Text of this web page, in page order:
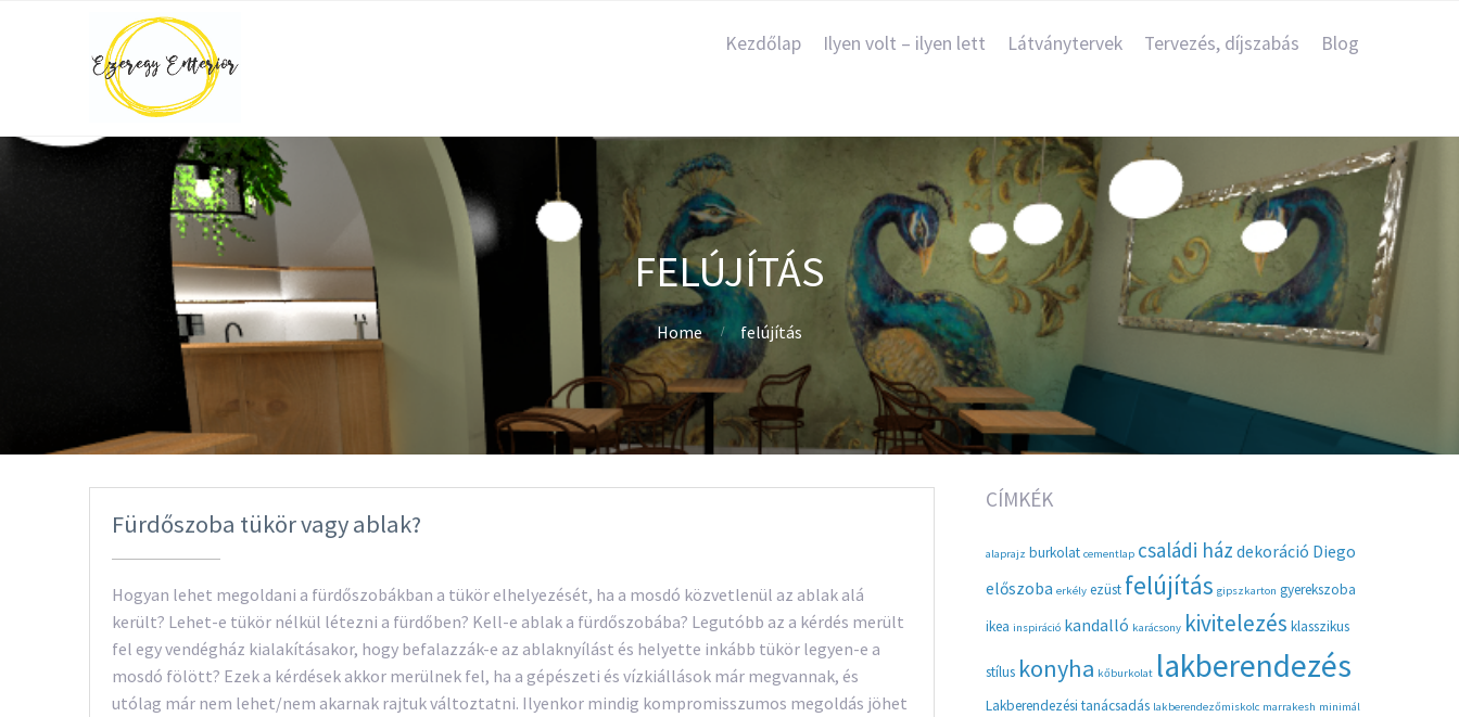
Kezdőlap Ilyen volt – ilyen lett Látványtervek Tervezés, díjszabás Blog
FELÚJÍTÁS
Home felújítás
Fürdőszoba tükör vagy ablak?
Hogyan lehet megoldani a fürdőszobákban a tükör elhelyezését, ha a mosdó közvetlenül az ablak alá
került? Lehet-e tükör nélkül létezni a fürdőben? Kell-e ablak a fürdőszobába? Legutóbb az a kérdés merült
fel egy vendégház kialakításakor, hogy befalazzák-e az ablaknyílást és helyette inkább tükör legyen-e a
mosdó fölött? Ezek a kérdések akkor merülnek fel, ha a gépészeti és vízkiállások már megvannak, és
utólag már nem lehet/nem akarnak rajtuk változtatni. Ilyenkor mindig kompromisszumos megoldás jöhet
CÍMKÉK
alaprajz burkolat cementlap családi ház dekoráció Diego
előszoba erkély ezüst felújítás gipszkarton gyerekszoba
ikea inspiráció kandalló karácsony kivitelezés klasszikus
stílus konyha kőburkolat lakberendezés
Lakberendezési tanácsadás lakberendezőmiskolc marrakesh minimál